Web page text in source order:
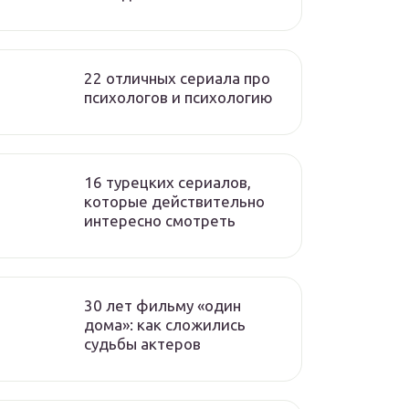
22 отличных сериала про
психологов и психологию
16 турецких сериалов,
которые действительно
интересно смотреть
30 лет фильму «один
дома»: как сложились
судьбы актеров